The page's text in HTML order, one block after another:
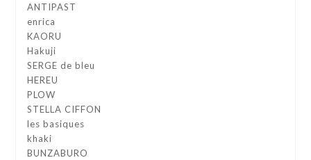
ANTIPAST
enrica
KAORU
Hakuji
SERGE de bleu
HEREU
PLOW
STELLA CIFFON
les basiques
khaki
BUNZABURO